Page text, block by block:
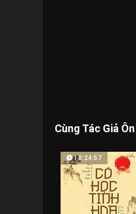
Cùng Tác Giả
10:24:57